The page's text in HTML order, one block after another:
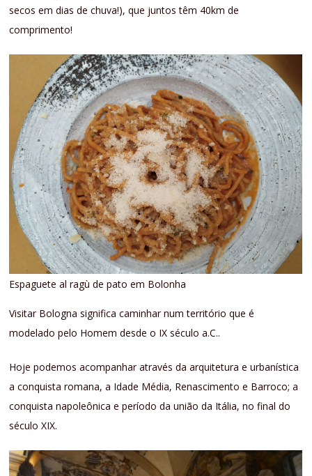
secos em dias de chuva!), que juntos têm 40km de
comprimento!
Espaguete al ragù de pato em Bolonha
Visitar Bologna significa caminhar num território que é
modelado pelo Homem desde o IX século a.C..
Hoje podemos acompanhar através da arquitetura e urbanística
a conquista romana, a Idade Média, Renascimento e Barroco; a
conquista napoleônica e período da união da Itália, no final do
século XIX.